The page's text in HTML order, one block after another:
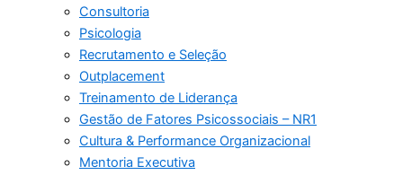
Consultoria
Psicologia
Recrutamento e Seleção
Outplacement
Treinamento de Liderança
Gestão de Fatores Psicossociais – NR1
Cultura & Performance Organizacional
Mentoria Executiva